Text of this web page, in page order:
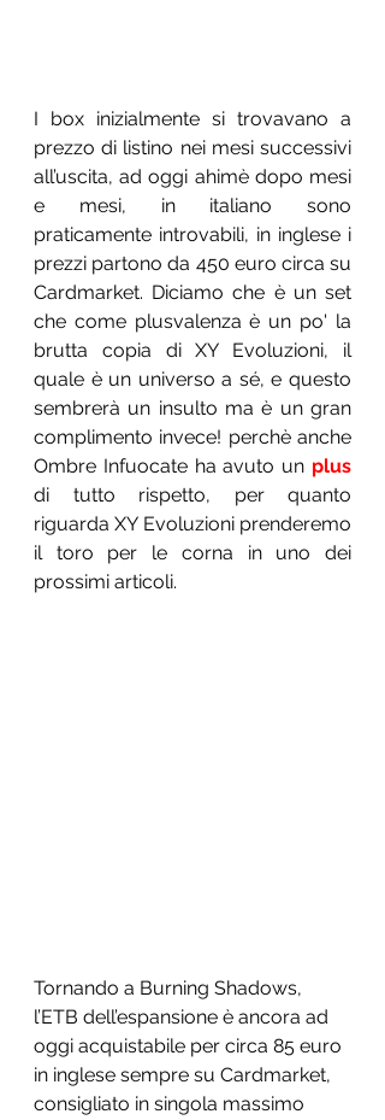
I box inizialmente si trovavano a
prezzo di listino nei mesi successivi
all’uscita, ad oggi ahimè dopo mesi
e mesi, in italiano sono
praticamente introvabili, in inglese i
prezzi partono da 450 euro circa su
Cardmarket. Diciamo che è un set
che come plusvalenza è un po' la
brutta copia di XY Evoluzioni, il
quale è un universo a sé, e questo
sembrerà un insulto ma è un gran
complimento invece! perchè anche
Ombre Infuocate ha avuto un plus
di tutto rispetto, per quanto
riguarda XY Evoluzioni prenderemo
il toro per le corna in uno dei
prossimi articoli.
Tornando a Burning Shadows,
l’ETB dell’espansione è ancora ad
oggi acquistabile per circa 85 euro
in inglese sempre su Cardmarket,
consigliato in singola massimo